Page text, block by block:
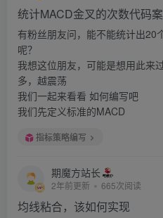
统计MACD金叉的次数代码
有粉丝朋友问，能不能统计出20
呢？
我想这位朋友，可能是想用此来
多，越震荡
我们一起来看看 如何编写吧
我们先定义标准的MACD
指标策略编写
期魔方站长
2年前更新 665次阅读
均线粘合，该如何实现